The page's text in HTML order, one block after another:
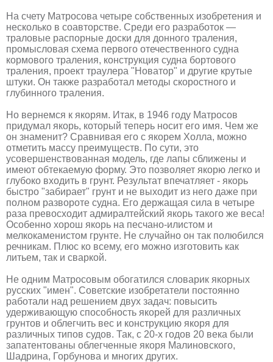
На счету Матросова четыре собственных изобретения и
несколько в соавторстве. Среди его разработок —
траловые распорные доски для донного траления,
промысловая схема первого отечественного судна
кормового траления, конструкция судна бортового
траления, проект траулера "Новатор" и другие крутые
штуки. Он также разработал методы скоростного и
глубинного траления.
Но вернемся к якорям. Итак, в 1946 году Матросов
придумал якорь, который теперь носит его имя. Чем же
он знаменит? Сравнивая его с якорем Холла, можно
отметить массу преимуществ. По сути, это
усовершенствованная модель, где лапы сближены и
имеют обтекаемую форму. Это позволяет якорю легко и
глубоко входить в грунт. Результат впечатляет - якорь
быстро "забирает" грунт и не выходит из него даже при
полном развороте судна. Его держащая сила в четыре
раза превосходит адмиралтейский якорь такого же веса!
Особенно хорош якорь на песчано-илистом и
мелкокаменистом грунте. Не случайно он так полюбился
речникам. Плюс ко всему, его можно изготовить как
литьем, так и сваркой.
Не одним Матросовым обогатился словарик якорных
русских "имен". Советские изобретатели постоянно
работали над решением двух задач: повысить
удерживающую способность якорей для различных
грунтов и облегчить вес и конструкцию якоря для
различных типов судов. Так, с 20-х годов 20 века были
запатентованы облегченные якоря Малиновского,
Шадрина, Горбунова и многих других.